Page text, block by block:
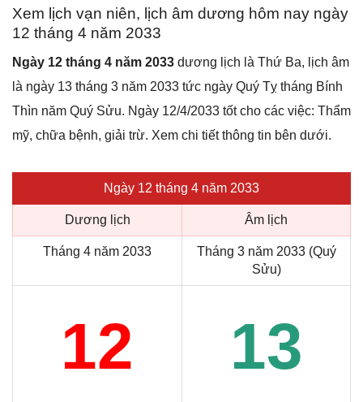
Xem lịch vạn niên, lịch âm dương hôm nay ngày
12 tháng 4 năm 2033
Ngày 12 tháng 4 năm 2033 dương lịch là Thứ Ba, lịch âm
là ngày 13 tháng 3 năm 2033 tức ngày Quý Tỵ tháng Bính
Thìn năm Quý Sửu. Ngày 12/4/2033 tốt cho các việc: Thẩm
mỹ, chữa bệnh, giải trừ. Xem chi tiết thông tin bên dưới.
Ngày 12 tháng 4 năm 2033
Dương lịch Âm lịch
Tháng 4 năm 2033
Tháng 3 năm 2033 (Quý
Sửu)
12 13